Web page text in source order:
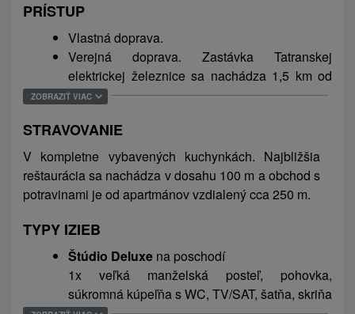
Hrebienok je vzdialené 7 km a lyžiarske a turistické
stredisko Tatranská Lomnica 8 km. Vzdialenosť
apartmánov od turistického centra Štrbské Pleso je
cca 20 km.
PRÍSTUP
Vlastná doprava.
Verejná doprava. Zastávka Tatranskej
elektrickej železnice sa nachádza 1,5 km od
objektu.
ZOBRAZIŤ VIAC
STRAVOVANIE
V kompletne vybavených kuchynkách. Najbližšia
reštaurácia sa nachádza v dosahu 100 m a obchod s
potravinami je od apartmánov vzdialený cca 250 m.
TYPY IZIEB
Štúdio Deluxe na poschodí
1x veľká manželská posteľ, pohovka,
súkromná kúpeľňa s WC, TV/SAT, šatňa, skriňa